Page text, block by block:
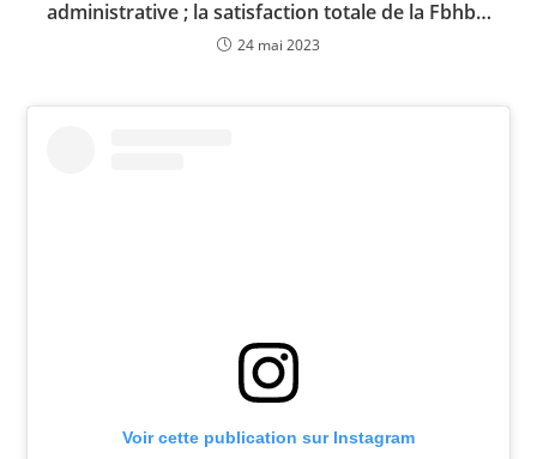
administrative ; la satisfaction totale de la Fbhb…
24 mai 2023
Voir cette publication sur Instagram